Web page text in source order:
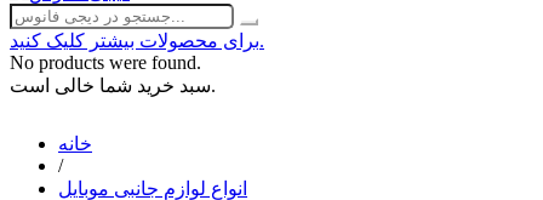
برای محصولات بیشتر کلیک کنید.
No products were found.
سبد خرید شما خالی است.
خانه
/
انواع لوازم جانبی موبایل